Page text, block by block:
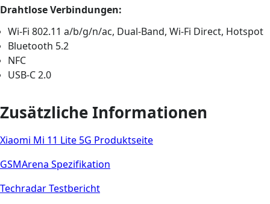
Drahtlose Verbindungen:
Wi-Fi 802.11 a/b/g/n/ac, Dual-Band, Wi-Fi Direct, Hotspot
Bluetooth 5.2
NFC
USB-C 2.0
Zusätzliche Informationen
Xiaomi Mi 11 Lite 5G Produktseite
GSMArena Spezifikation
Techradar Testbericht